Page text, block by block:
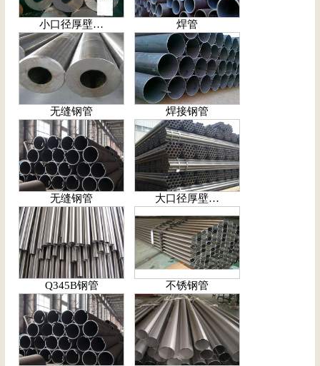
小口径厚壁… 焊管
无缝钢管 焊接钢管
无缝钢管 大口径厚壁…
Q345B钢管 不锈钢管